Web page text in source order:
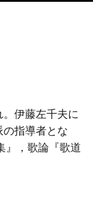
伊藤左千夫に
指導者とな
』，歌論『歌道